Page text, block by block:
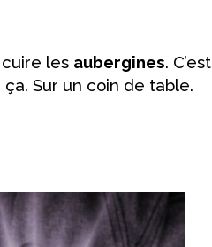
cuire les aubergines.
Sur un coin de table.